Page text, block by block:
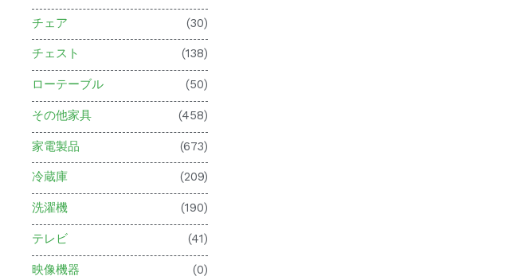
チェア (30)
チェスト (138)
ローテーブル (50)
その他家具 (458)
家電製品 (673)
冷蔵庫 (209)
洗濯機 (190)
テレビ (41)
映像機器 (0)